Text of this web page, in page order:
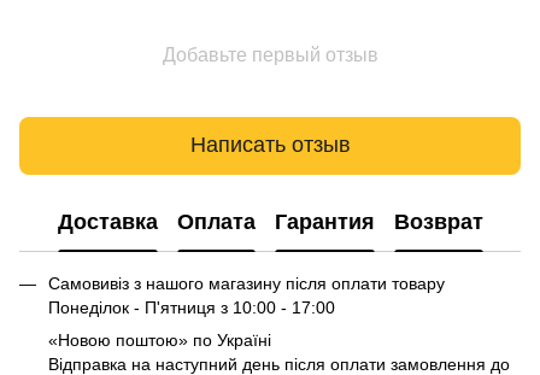
Добавьте первый отзыв
Написать отзыв
Доставка Оплата Гарантия Возврат
Самовивіз з нашого магазину після оплати товару
Понеділок - П'ятниця з 10:00 - 17:00
«Новою поштою» по Україні
Відправка на наступний день після оплати замовлення до